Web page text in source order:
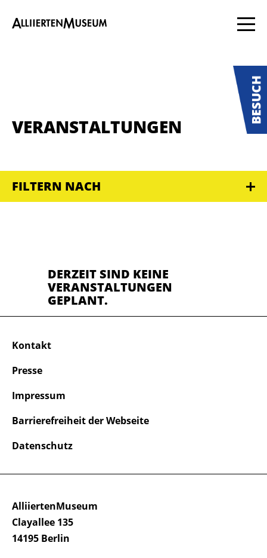
VERANSTALTUNGEN
FILTERN NACH
DERZEIT SIND KEINE
VERANSTALTUNGEN
GEPLANT.
AlliiertenMuseum
Clayallee 135
14195 Berlin
Kontakt
Presse
Impressum
Barrierefreiheit der Webseite
Datenschutz